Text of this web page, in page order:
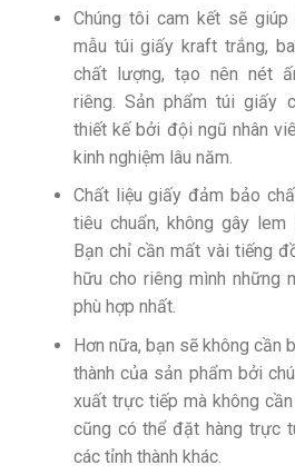
Chúng tôi cam kết sẽ
mẫu túi giấy kraft trắng,
chất lượng, tạo nên nét
riêng. Sản phẩm túi giấy
thiết kế bởi đội ngũ nhân
kinh nghiệm lâu năm.
Chất liệu giấy đảm bảo
tiêu chuẩn, không gây lem
Bạn chỉ cần mất vài tiếng
hữu cho riêng mình những
phù hợp nhất.
Hơn nữa, bạn sẽ không cần
thành của sản phẩm bởi
xuất trực tiếp mà không
cũng có thể đặt hàng trực
các tỉnh thành khác.